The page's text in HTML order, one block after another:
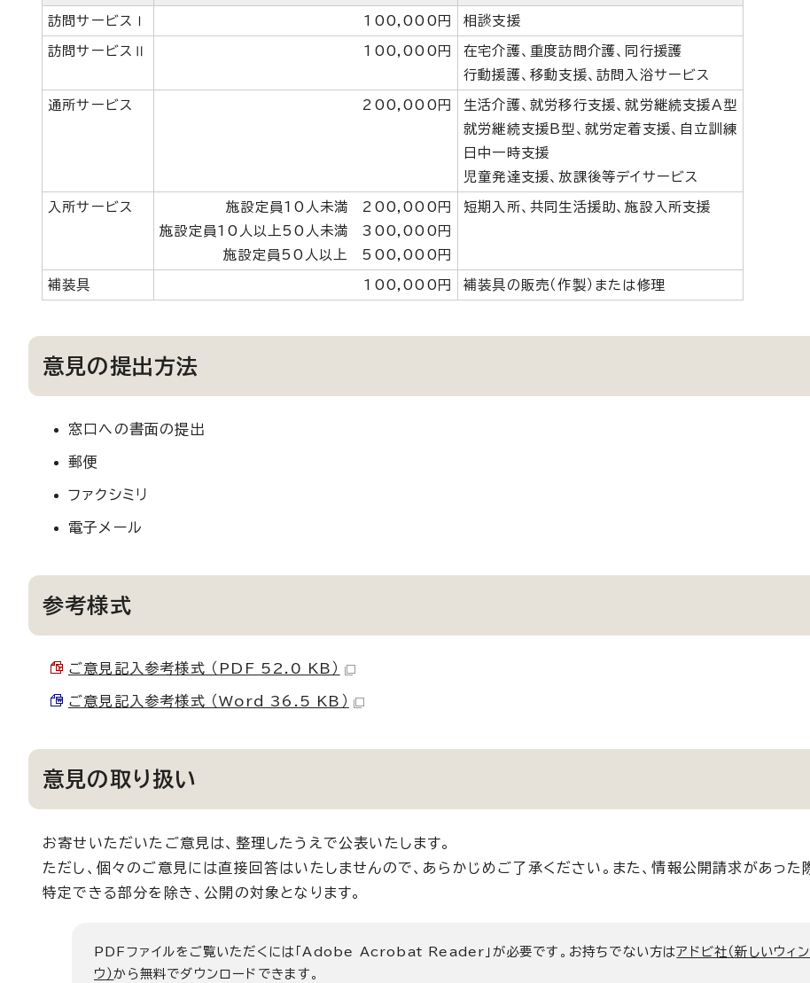
訪問サービスⅠ 100,000円 相談支援
訪問サービスⅡ 100,000円
在宅介護、重度訪問介護、同行援護
行動援護、移動支援、訪問入浴サービス
通所サービス 200,000円
生活介護、就労移行支援、就労継続支援A型
就労継続支援B型、就労定着支援、自立訓練
日中一時支援
児童発達支援、放課後等デイサービス
入所サービス
施設定員10人未満 200,000円
施設定員10人以上50人未満 300,000円
施設定員50人以上 500,000円
短期入所、共同生活援助、施設入所支援
補装具 100,000円 補装具の販売（作製）または修理
意見の提出方法
窓口への書面の提出
郵便
ファクシミリ
電子メール
参考様式
ご意見記入参考様式 （PDF 52.0 KB）
ご意見記入参考様式 （Word 36.5 KB）
意見の取り扱い
お寄せいただいたご意見は、整理したうえで公表いたします。
ただし、個々のご意見には直接回答はいたしませんので、あらかじめご了承ください。また、情報公開請求があった
特定できる部分を除き、公開の対象となります。
PDFファイルをご覧いただくには「Adobe Acrobat Reader」が必要です。お持ちでない方はアドビ社（新しいウィ
ウ）から無料でダウンロードできます。